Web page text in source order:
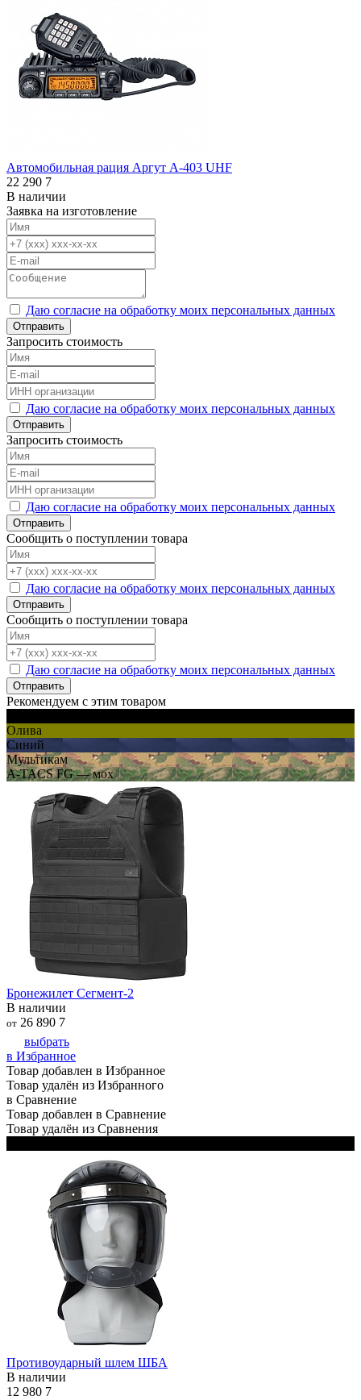
Автомобильная рация Аргут А-403 UHF
22 290 7
В наличии
Заявка на изготовление
Даю согласие на обработку моих персональных данных
Отправить
Запросить стоимость
Даю согласие на обработку моих персональных данных
Отправить
Запросить стоимость
Даю согласие на обработку моих персональных данных
Отправить
Сообщить о поступлении товара
Даю согласие на обработку моих персональных данных
Отправить
Сообщить о поступлении товара
Даю согласие на обработку моих персональных данных
Отправить
Рекомендуем с этим товаром
Олива
Синий
Мультикам
A-TACS FG — мох
Бронежилет Сегмент-2
В наличии
от 26 890 7
выбрать
в Избранное
Товар добавлен в Избранное
Товар удалён из Избранного
в Сравнение
Товар добавлен в Сравнение
Товар удалён из Сравнения
Противоударный шлем ШБА
В наличии
12 980 7